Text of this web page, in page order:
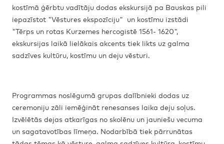
kostīmā ģērbtu vadītāju dodas ekskursijā pa Bauskas pili
iepazīstot "Vēstures ekspozīciju" un kostīmu izstādi
"Tērps un rotas Kurzemes hercogistē 1561- 1620",
ekskursijas laikā lielākais akcents tiek likts uz galma
sadzīves kultūru, kostīmu un deju vēsturi.
Programmas noslēgumā grupas dalībnieki dodas uz
ceremoniju zāli iemēģināt renesanses laika deju soļus.
Izvēlētās dejas atkarīgas no skolēnu un jauniešu vecuma
un sagatavotības līmeņa. Nodarbībā tiek pārrunātas